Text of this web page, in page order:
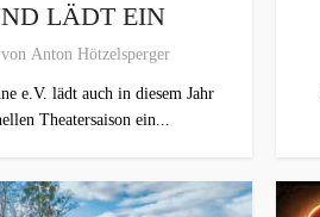
LÄDT EIN
von Anton Hötzelsperger
e.V. lädt auch in diesem Jahr
Theater­saison ein...